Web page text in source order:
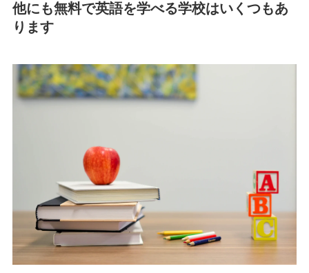
他にも無料で英語を学べる学校はいくつもあ
ります